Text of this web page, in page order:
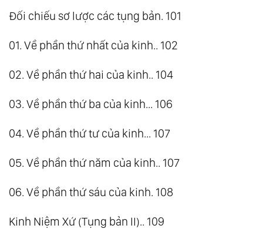
Đối chiếu sơ lược các tụng bản. 101
01. Về phần thứ nhất của kinh.. 102
02. Về phần thứ hai của kinh.. 104
03. Về phần thứ ba của kinh... 106
04. Về phần thứ tư của kinh... 107
05. Về phần thứ năm của kinh.. 107
06. Về phần thứ sáu của kinh. 108
Kinh Niệm Xứ (Tụng bản II).. 109